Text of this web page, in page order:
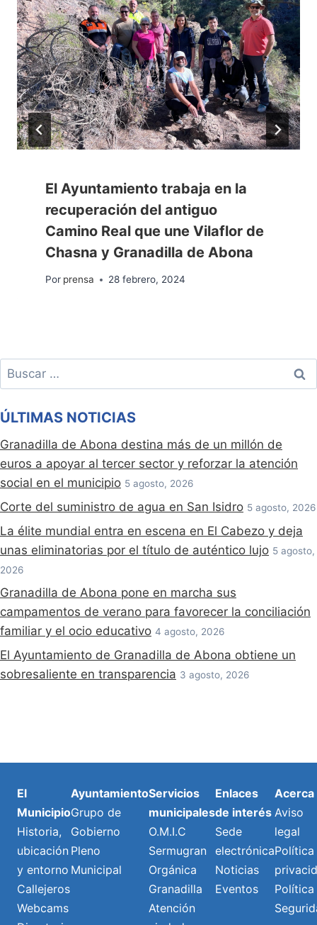
El Ayuntamiento trabaja en la
recuperación del antiguo
Camino Real que une Vilaflor de
Chasna y Granadilla de Abona
Por prensa 28 febrero, 2024
Buscar:
ÚLTIMAS NOTICIAS
Granadilla de Abona destina más de un millón de
euros a apoyar al tercer sector y reforzar la atención
social en el municipio 5 agosto, 2026
Corte del suministro de agua en San Isidro 5 agosto, 2026
La élite mundial entra en escena en El Cabezo y deja
unas eliminatorias por el título de auténtico lujo 5 agosto,
2026
Granadilla de Abona pone en marcha sus
campamentos de verano para favorecer la conciliación
familiar y el ocio educativo 4 agosto, 2026
El Ayuntamiento de Granadilla de Abona obtiene un
sobresaliente en transparencia 3 agosto, 2026
El
Municipio
Historia,
ubicación
y entorno
Callejeros
Webcams
Ayuntamiento
Grupo de
Gobierno
Pleno
Municipal
Servicios
municipales
O.M.I.C
Sermugran
Orgánica
Granadilla
Atención
Enlaces
de interés
Sede
electrónica
Noticias
Eventos
Acerca
Aviso
legal
Política
Política